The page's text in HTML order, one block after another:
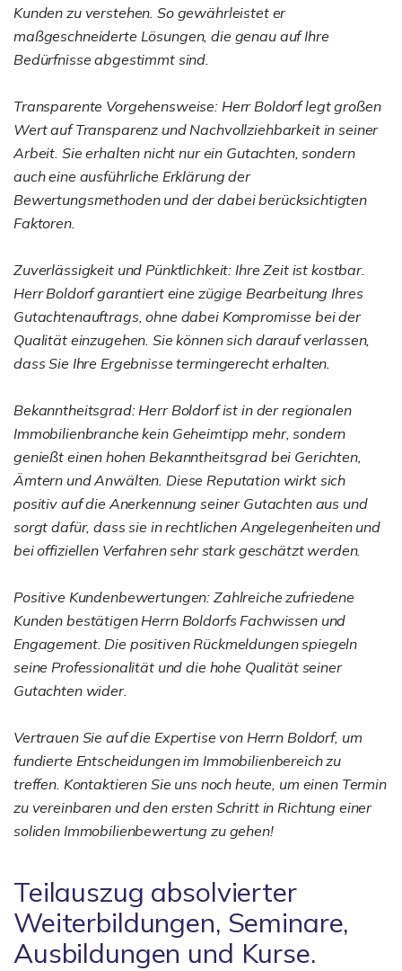
Kunden zu verstehen. So gewährleistet er
maßgeschneiderte Lösungen, die genau auf Ihre
Bedürfnisse abgestimmt sind.
Transparente Vorgehensweise: Herr Boldorf legt großen
Wert auf Transparenz und Nachvollziehbarkeit in seiner
Arbeit. Sie erhalten nicht nur ein Gutachten, sondern
auch eine ausführliche Erklärung der
Bewertungsmethoden und der dabei berücksichtigten
Faktoren.
Zuverlässigkeit und Pünktlichkeit: Ihre Zeit ist kostbar.
Herr Boldorf garantiert eine zügige Bearbeitung Ihres
Gutachtenauftrags, ohne dabei Kompromisse bei der
Qualität einzugehen. Sie können sich darauf verlassen,
dass Sie Ihre Ergebnisse termingerecht erhalten.
Bekanntheitsgrad: Herr Boldorf ist in der regionalen
Immobilienbranche kein Geheimtipp mehr, sondern
genießt einen hohen Bekanntheitsgrad bei Gerichten,
Ämtern und Anwälten. Diese Reputation wirkt sich
positiv auf die Anerkennung seiner Gutachten aus und
sorgt dafür, dass sie in rechtlichen Angelegenheiten und
bei offiziellen Verfahren sehr stark geschätzt werden.
Positive Kundenbewertungen: Zahlreiche zufriedene
Kunden bestätigen Herrn Boldorfs Fachwissen und
Engagement. Die positiven Rückmeldungen spiegeln
seine Professionalität und die hohe Qualität seiner
Gutachten wider.
Vertrauen Sie auf die Expertise von Herrn Boldorf, um
fundierte Entscheidungen im Immobilienbereich zu
treffen. Kontaktieren Sie uns noch heute, um einen Termin
zu vereinbaren und den ersten Schritt in Richtung einer
soliden Immobilienbewertung zu gehen!
Teilauszug absolvierter
Weiterbildungen, Seminare,
Ausbildungen und Kurse.